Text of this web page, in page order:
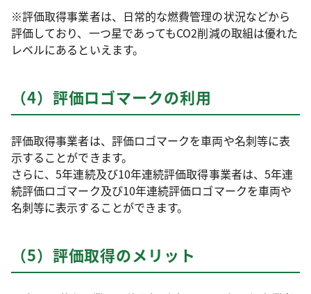
※評価取得事業者は、日常的な燃費管理の状況などから
評価しており、一つ星であってもCO2削減の取組は優れた
レベルにあるといえます。
（4）評価ロゴマークの利用
評価取得事業者は、評価ロゴマークを車両や名刺等に表
示することができます。
さらに、5年連続及び10年連続評価取得事業者は、5年連
続評価ロゴマーク及び10年連続評価ロゴマークを車両や
名刺等に表示することができます。
（5）評価取得のメリット